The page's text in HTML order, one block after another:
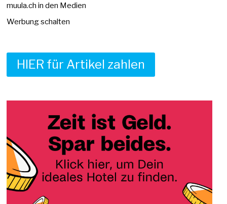
muula.ch in den Medien
Werbung schalten
HIER für Artikel zahlen